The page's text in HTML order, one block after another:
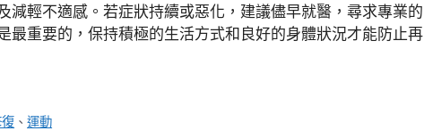
減輕不適感。若症狀持續或惡化，建議儘早就醫，尋求專業的
最重要的，保持積極的生活方式和良好的身體狀況才能防止再
、運動